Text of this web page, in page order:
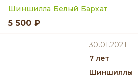
Шиншилла Белый Бархат
5 500 ₽
30.01.2021
7 лет
Шиншиллы